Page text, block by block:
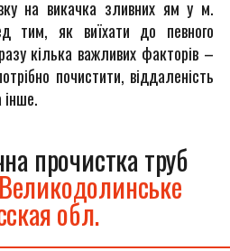
на викачка зливних ям у м.
тим, як виїхати до певного
кілька важливих факторів –
почистити, віддаленість
інше.
прочистка труб
Великодолинське
обл.